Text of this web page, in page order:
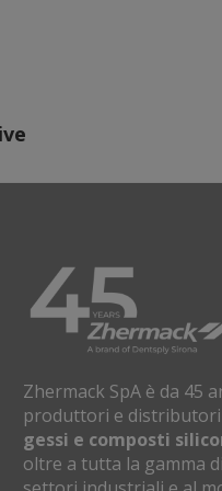
Zhermack SpA è da 45
produttori e
gessi e composti
oltre a tutta la gamma